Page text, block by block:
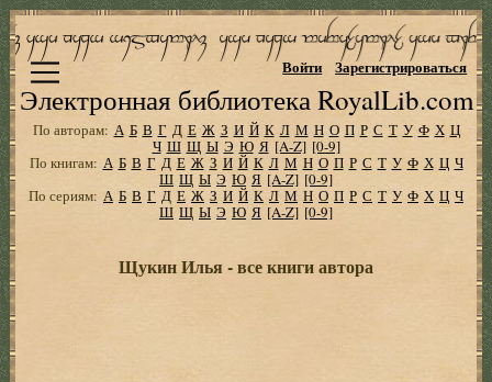
Электронная библиотека RoyalLib.com
Войти Зарегистрироваться
По авторам: А Б В Г Д Е Ж З И Й К Л М Н О П Р С Т У Ф Х Ц
Ч Ш Щ Ы Э Ю Я [A-Z] [0-9]
По книгам: А Б В Г Д Е Ж З И Й К Л М Н О П Р С Т У Ф Х Ц Ч
Ш Щ Ы Э Ю Я [A-Z] [0-9]
По сериям: А Б В Г Д Е Ж З И Й К Л М Н О П Р С Т У Ф Х Ц Ч
Ш Щ Ы Э Ю Я [A-Z] [0-9]
Щукин Илья - все книги автора